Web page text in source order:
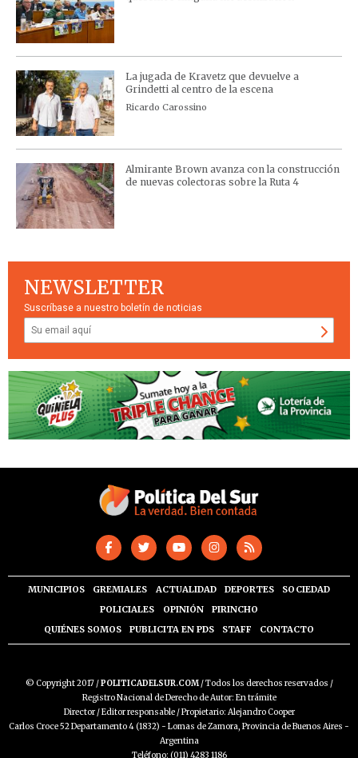
La jugada de Kravetz que devuelve a
Grindetti al centro de la escena
Ricardo Carossino
Almirante Brown avanza con la construcción
de nuevas colectoras sobre la Ruta 4
NEWSLETTER
Suscríbase a nuestro boletín de noticias
MUNICIPIOS GREMIALES ACTUALIDAD DEPORTES
SOCIEDAD
POLICIALES
OPINIÓN
PIRINCHO
QUIÉNES SOMOS
PUBLICITA EN PDS STAFF CONTACTO
© Copyright 2017 /POLITICADELSUR.COM/ Todos los derechos reservados /
Registro Nacional de Derecho de Autor: En trámite
Director / Editor responsable / Propietario: Alejandro Cooper
Carlos Croce 52 Departamento 4 (1832) - Lomas de Zamora, Provincia de Buenos Aires -
Argentina
Teléfono: (011) 4283 1186